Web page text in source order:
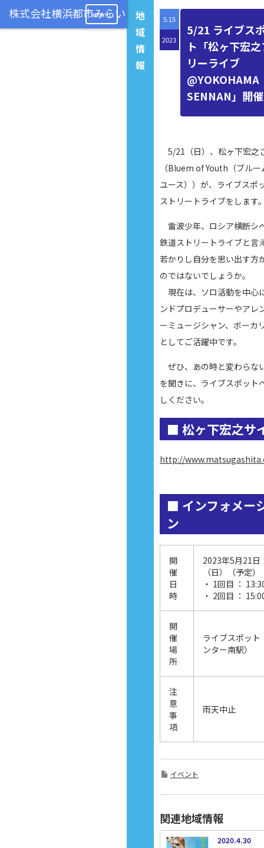
menu
地
域
情
報
5.15
2023
5/21 ライブス
ト「松ヶ下宏
リーライブ
@YOKOHAMA
SENNAN」開
5/21（日）、松ヶ下宏之
（Bluem of Youth（ブルー
ユース））が、ライブスポ
ストリートライブをします
雷波少年、ロシア横断シ
鉄道ストリートライブと言
若かりし自分を思い出す方
のではないでしょうか。
現在は、ソロ活動を中心
ンドプロデューサーやアレ
ーミュージシャン、ボーカ
としてご活躍中です。
ぜひ、あの時と変わらな
を聞きに、ライブスポット
しください。
■ 松ヶ下宏之サ
http://
■ インフォメー
ン
開
催
日
時
2023年5月21日
（日）（予定）
・ 1回目 ：
・ 2回目 ：
開
催
場
所
ライブスポット
ンター南駅）
注
意
事
項
雨天中止
イベント
関連地域情報
2020.4.30